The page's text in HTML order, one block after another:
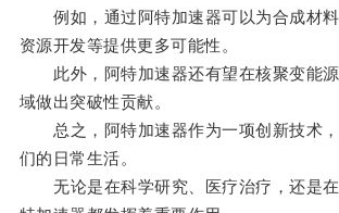
例如，通过阿特加速器可以为合成材料
资源开发等提供更多可能性。
此外，阿特加速器还有望在核聚变能源
域做出突破性贡献。
总之，阿特加速器作为一项创新技术，
们的日常生活。
无论是在科学研究、医疗治疗，还是在